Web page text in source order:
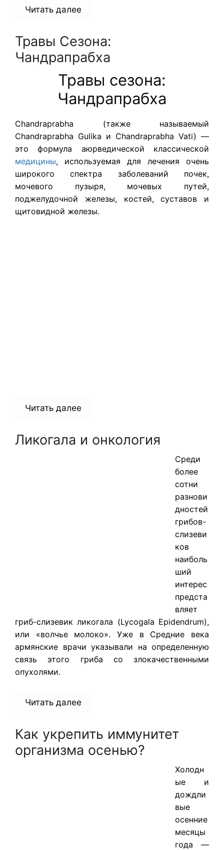
Читать далее
Травы Сезона:
Чандрапрабха
Травы сезона:
Чандрапрабха
Chandraprabha (также называемый
Chandraprabha Gulika и Chandraprabha Vati) —
это формула аюрведической классической
медицины, используемая для лечения очень
широкого спектра заболеваний почек,
мочевого пузыря, мочевых путей,
поджелудочной железы, костей, суставов и
щитовидной железы.
Читать далее
Ликогала и онкология
Среди
более
сотни
разнови
дностей
грибов-
слизеви
ков
наиболь
ший
интерес
предста
вляет
гриб-слизевик ликогала (Lycogala Epidendrum),
или «волчье молоко». Уже в Средние века
армянские врачи указывали на определенную
связь этого гриба со злокачественными
опухолями.
Читать далее
Как укрепить иммунитет
организма осенью?
Холодн
ые и
дождли
вые
осенние
месяцы
года —